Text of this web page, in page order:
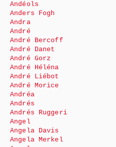
Andéols
Anders Fogh
Andra
André
André Bercoff
André Danet
André Gorz
André Héléna
André Liébot
André Morice
Andréa
Andrés
Andrés Ruggeri
Angel
Angela Davis
Angela Merkel